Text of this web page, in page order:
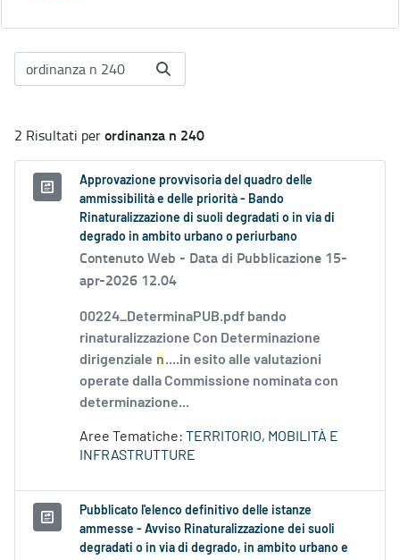
2 Risultati perordinanza n 240
Approvazione provvisoria del quadro delle
ammissibilità e delle priorità - Bando
Rinaturalizzazione di suoli degradati o in via di
degrado in ambito urbano o periurbano
Contenuto Web - Data di Pubblicazione 15-
apr-2026 12.04
00224_DeterminaPUB.pdf bando
rinaturalizzazione Con Determinazione
dirigenziale n....in esito alle valutazioni
operate dalla Commissione nominata con
determinazione...
Aree Tematiche: TERRITORIO, MOBILITÀ E
INFRASTRUTTURE
Pubblicato l'elenco definitivo delle istanze
ammesse - Avviso Rinaturalizzazione dei suoli
degradati o in via di degrado, in ambito urbano e